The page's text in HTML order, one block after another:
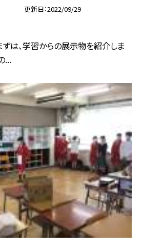
更新日 2022/09/29
は、学習からの展示物を紹介しま
...